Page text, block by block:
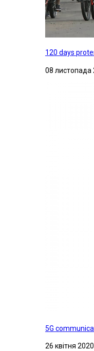
120 days
08 листопада
5G
26 квітня 2020